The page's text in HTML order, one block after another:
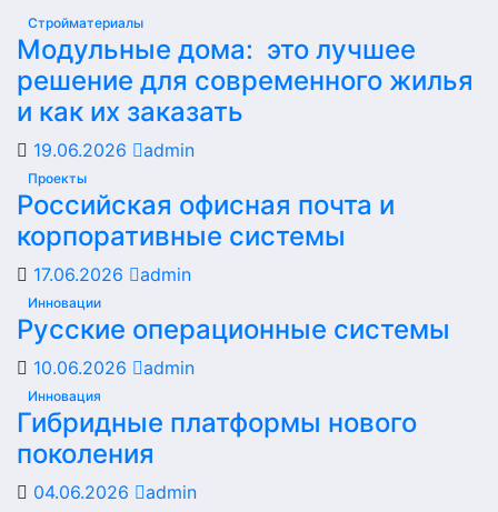
Стройматериалы
Модульные дома: это лучшее
решение для современного жилья
и как их заказать
19.06.2026 admin
Проекты
Российская офисная почта и
корпоративные системы
17.06.2026 admin
Инновации
Русские операционные системы
10.06.2026 admin
Инновация
Гибридные платформы нового
поколения
04.06.2026 admin